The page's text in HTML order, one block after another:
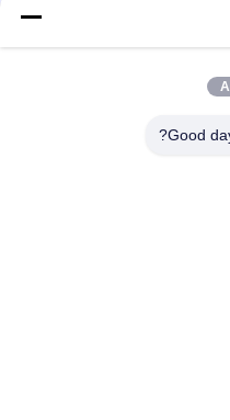
انفجار بالا در برابر
Good